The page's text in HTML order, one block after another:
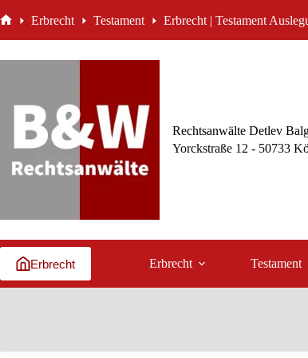
Inhalt Erbrecht Testament Erbrecht | Testament
Rechtsanwälte Detlev
Yorckstraße 12 - 50733
Erbrecht Erbrecht Testament